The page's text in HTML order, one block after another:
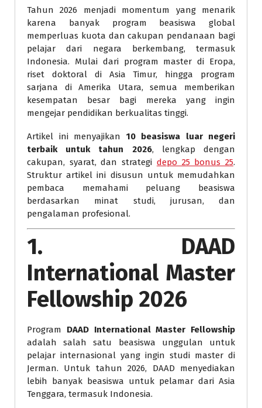
Tahun 2026 menjadi momentum yang menarik
karena banyak program beasiswa global
memperluas kuota dan cakupan pendanaan bagi
pelajar dari negara berkembang, termasuk
Indonesia. Mulai dari program master di Eropa,
riset doktoral di Asia Timur, hingga program
sarjana di Amerika Utara, semua memberikan
kesempatan besar bagi mereka yang ingin
mengejar pendidikan berkualitas tinggi.
Artikel ini menyajikan 10 beasiswa luar negeri
terbaik untuk tahun 2026, lengkap dengan
cakupan, syarat, dan strategi depo 25 bonus 25.
Struktur artikel ini disusun untuk memudahkan
pembaca memahami peluang beasiswa
berdasarkan minat studi, jurusan, dan
pengalaman profesional.
1. DAAD
International Master
Fellowship 2026
Program DAAD International Master Fellowship
adalah salah satu beasiswa unggulan untuk
pelajar internasional yang ingin studi master di
Jerman. Untuk tahun 2026, DAAD menyediakan
lebih banyak beasiswa untuk pelamar dari Asia
Tenggara, termasuk Indonesia.